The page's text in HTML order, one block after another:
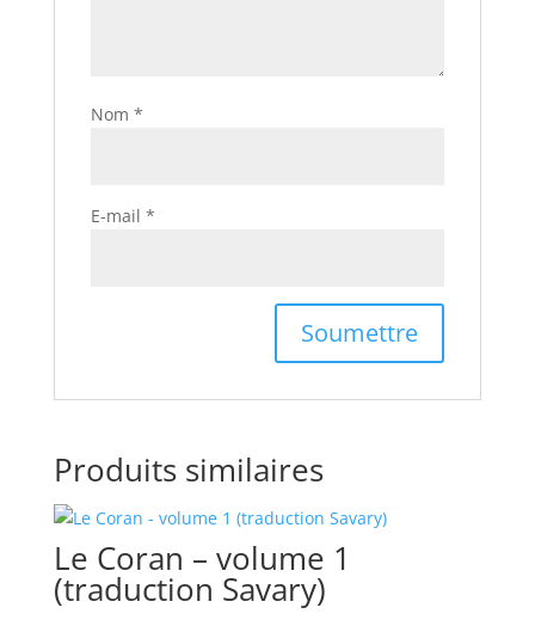
Nom *
E-mail *
Produits similaires
Le Coran – volume 1
(traduction Savary)